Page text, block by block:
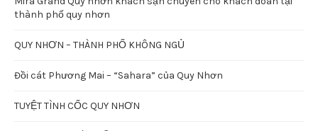
thành phố quy nhơn
QUY NHƠN – THÀNH PHỐ KHÔNG NGỦ
Đồi cát Phương Mai – “Sahara” của Quy Nhơn
TUYỆT TÌNH CỐC QUY NHƠN